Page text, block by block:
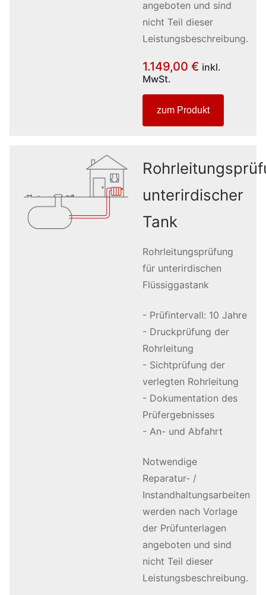
angeboten und sind
nicht Teil dieser
Leistungsbeschreibung.
1.149,00 € inkl.
MwSt.
zum Produkt
unterirdischer
Tank
Rohrleitungsprüfung
für unterirdischen
Flüssiggastank
- Prüfintervall: 10 Jahre
- Druckprüfung der
Rohrleitung
- Sichtprüfung der
verlegten Rohrleitung
- Dokumentation des
Prüfergebnisses
- An- und Abfahrt
Notwendige
Reparatur- /
Instandhaltungsarbeiten
werden nach Vorlage
der Prüfunterlagen
angeboten und sind
nicht Teil dieser
Leistungsbeschreibung.